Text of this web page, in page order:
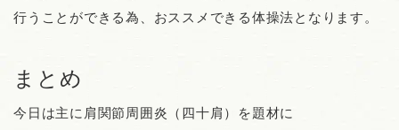
行うことができる為、おススメできる体操法となります。
まとめ
今日は主に肩関節周囲炎（四十肩）を題材に